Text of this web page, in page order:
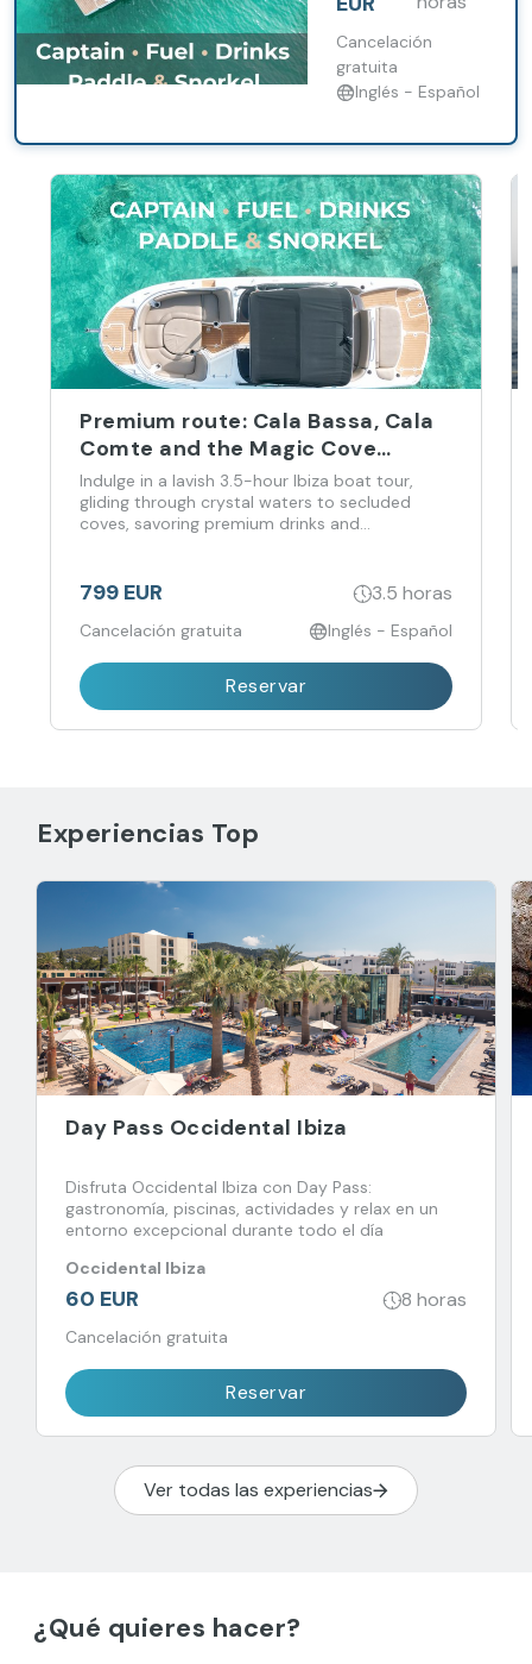
Torrent, Cala
Bassa, and Cala
Comte, all with
drinks, snacks, and
Perfect mix of
adventure and
chill!
Cancelación
gratuita
Inglés - Español
Premium route: Cala Bassa, Cala
Comte and the Magic Cove
Hidden
Indulge in a lavish 3.5-hour Ibiza boat tour,
gliding through crystal waters to secluded
coves, savoring premium drinks and
799 EUR 3.5 horas
Cancelación gratuita Inglés - Español
Reservar
Experiencias Top
Day Pass Occidental Ibiza
Disfruta Occidental Ibiza con Day Pass:
gastronomía, piscinas, actividades y relax en un
entorno excepcional durante todo el día
Occidental Ibiza
60 EUR 8 horas
Cancelación gratuita
Reservar
Ver todas las experiencias
¿Qué quieres hacer?